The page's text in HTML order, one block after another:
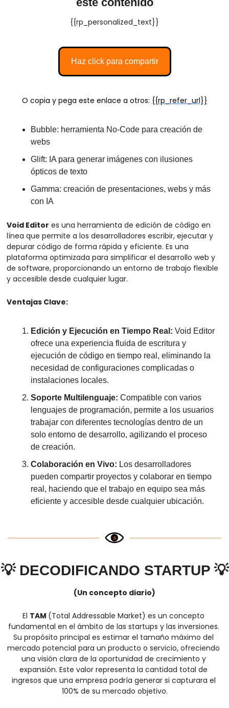
{{rp_personalized_text}}
Haz click para compartir
O copia y pega este enlace a otros: {{rp_refer_url}}
Bubble: herramienta No-Code para creación de
webs
Glift: IA para generar imágenes con ilusiones
ópticos de texto
Gamma: creación de presentaciones, webs y más
con IA
Void Editor es una herramienta de edición de código en
línea que permite a los desarrolladores escribir, ejecutar y
depurar código de forma rápida y eficiente. Es una
plataforma optimizada para simplificar el desarrollo web y
de software, proporcionando un entorno de trabajo flexible
y accesible desde cualquier lugar.
Ventajas Clave:
Edición y Ejecución en Tiempo Real: Void Editor
ofrece una experiencia fluida de escritura y
ejecución de código en tiempo real, eliminando la
necesidad de configuraciones complicadas o
instalaciones locales.
Soporte Multilenguaje: Compatible con varios
lenguajes de programación, permite a los usuarios
trabajar con diferentes tecnologías dentro de un
solo entorno de desarrollo, agilizando el proceso
de creación.
Colaboración en Vivo: Los desarrolladores
pueden compartir proyectos y colaborar en tiempo
real, haciendo que el trabajo en equipo sea más
eficiente y accesible desde cualquier ubicación.
💡 DECODIFICANDO STARTUP 💡
(Un concepto diario)
El TAM (Total Addressable Market) es un concepto
fundamental en el ámbito de las startups y las inversiones.
Su propósito principal es estimar el tamaño máximo del
mercado potencial para un producto o servicio, ofreciendo
una visión clara de la oportunidad de crecimiento y
expansión. Este valor representa la cantidad total de
ingresos que una empresa podría generar si capturara el
100% de su mercado objetivo.